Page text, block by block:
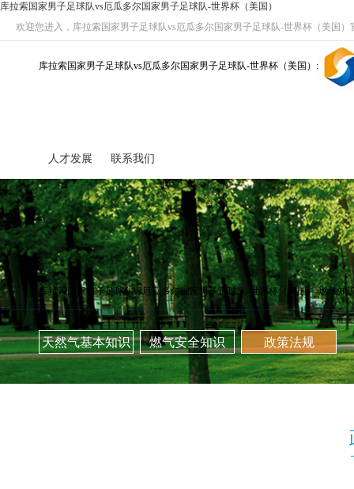
库拉索国家男子足球队vs厄瓜多尔国家男子足球队-世界杯（美国）
欢迎您进入，库拉索国家男子足球队vs厄瓜多尔国家男子足球队-世界杯（美国）
库拉索国家男子足球队vs厄瓜多尔国家男子足球队-世界杯（美国）:
人才发展 联系我们
库拉索国家男子足球队vs厄瓜多尔国家男子足球队-世界杯（美国）:燃气知
天然气基本知识 燃气安全知识 政策法规